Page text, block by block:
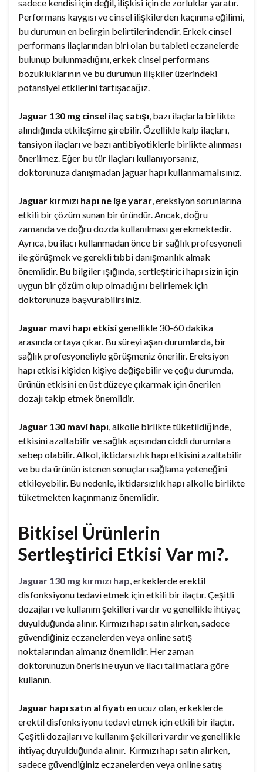
sadece kendisi için değil, ilişkisi için de zorluklar yaratır.
Performans kaygısı ve cinsel ilişkilerden kaçınma eğilimi,
bu durumun en belirgin belirtilerindendir. Erkek cinsel
performans ilaçlarından biri olan bu tableti eczanelerde
bulunup bulunmadığını, erkek cinsel performans
bozukluklarının ve bu durumun ilişkiler üzerindeki
potansiyel etkilerini tartışacağız.
Jaguar 130 mg cinsel ilaç satışı, bazı ilaçlarla birlikte
alındığında etkileşime girebilir. Özellikle kalp ilaçları,
tansiyon ilaçları ve bazı antibiyotiklerle birlikte alınması
önerilmez. Eğer bu tür ilaçları kullanıyorsanız,
doktorunuza danışmadan jaguar hapı kullanmamalısınız.
Jaguar kırmızı hapı ne işe yarar, ereksiyon sorunlarına
etkili bir çözüm sunan bir üründür. Ancak, doğru
zamanda ve doğru dozda kullanılması gerekmektedir.
Ayrıca, bu ilacı kullanmadan önce bir sağlık profesyoneli
ile görüşmek ve gerekli tıbbi danışmanlık almak
önemlidir. Bu bilgiler ışığında, sertleştirici hapı sizin için
uygun bir çözüm olup olmadığını belirlemek için
doktorunuza başvurabilirsiniz.
Jaguar mavi hapı etkisigenellikle 30-60 dakika
arasında ortaya çıkar. Bu süreyi aşan durumlarda, bir
sağlık profesyoneliyle görüşmeniz önerilir. Ereksiyon
hapı etkisi kişiden kişiye değişebilir ve çoğu durumda,
ürünün etkisini en üst düzeye çıkarmak için önerilen
dozajı takip etmek önemlidir.
Jaguar 130 mavi hapı, alkolle birlikte tüketildiğinde,
etkisini azaltabilir ve sağlık açısından ciddi durumlara
sebep olabilir. Alkol, iktidarsızlık hapı etkisini azaltabilir
ve bu da ürünün istenen sonuçları sağlama yeteneğini
etkileyebilir. Bu nedenle, iktidarsızlık hapı alkolle birlikte
tüketmekten kaçınmanız önemlidir.
Bitkisel Ürünlerin
Sertleştirici Etkisi Var mı?.
Jaguar 130 mg kırmızı hap, erkeklerde erektil
disfonksiyonu tedavi etmek için etkili bir ilaçtır. Çeşitli
dozajları ve kullanım şekilleri vardır ve genellikle ihtiyaç
duyulduğunda alınır. Kırmızı hapı satın alırken, sadece
güvendiğiniz eczanelerden veya online satış
noktalarından almanız önemlidir. Her zaman
doktorunuzun önerisine uyun ve ilacı talimatlara göre
kullanın.
Jaguar hapı satın al fiyatı en ucuz olan, erkeklerde
erektil disfonksiyonu tedavi etmek için etkili bir ilaçtır.
Çeşitli dozajları ve kullanım şekilleri vardır ve genellikle
ihtiyaç duyulduğunda alınır. Kırmızı hapı satın alırken,
sadece güvendiğiniz eczanelerden veya online satış